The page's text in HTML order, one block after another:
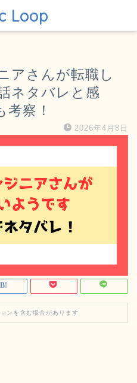
Loop
アさんが転職し
ネタバレと感
察！
2026年4月8日
ンを含む場合があります